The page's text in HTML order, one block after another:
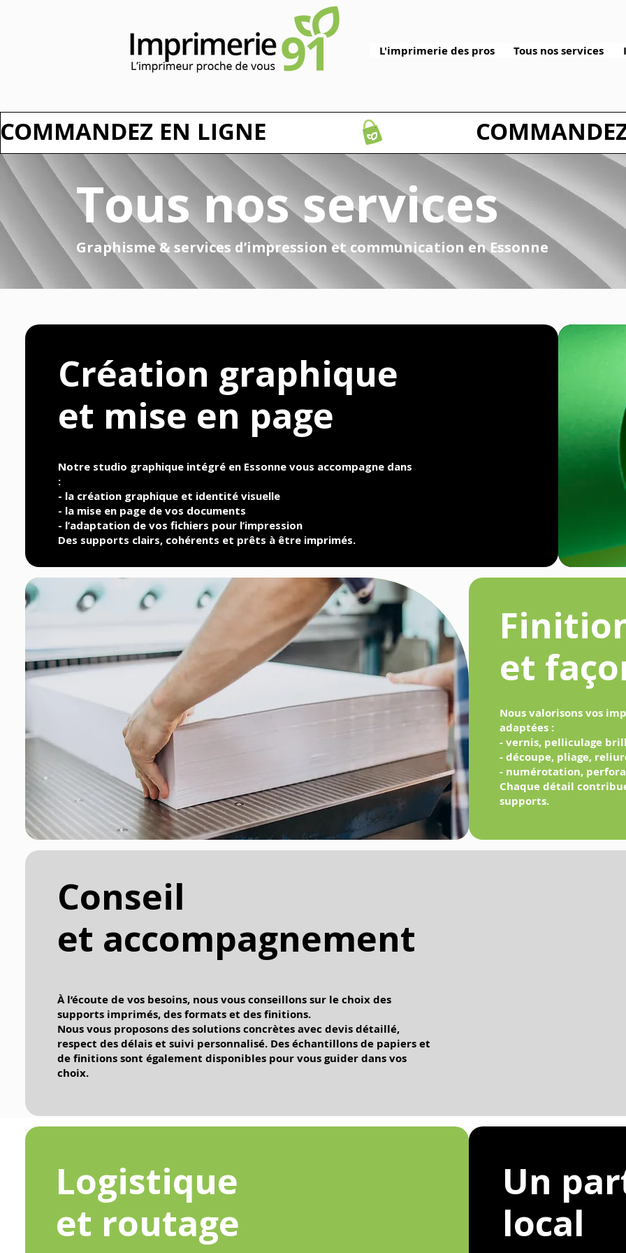
L'imprimerie des pros Tous nos services
COMMANDEZ EN LIGNE
Tous nos services
Graphisme & services d’impression et communication en Essonne
Création graphique
et mise en page
Notre studio graphique intégré en Essonne vous accompagne dans
:
- la création graphique et identité visuelle
- la mise en page de vos documents
- l’adaptation de vos fichiers pour l’impression
Des supports clairs, cohérents et prêts à être imprimés.
et
Nous valorisons vos
adaptées :
- vernis, pelliculage
- découpe, pliage,
- numérotation,
Chaque détail
supports.
Conseil
et accompagnement
À l’écoute de vos besoins, nous vous conseillons sur le choix des
supports imprimés, des formats et des finitions.
Nous vous proposons des solutions concrètes avec devis détaillé,
respect des délais et suivi personnalisé. Des échantillons de papiers et
de finitions sont également disponibles pour vous guider dans vos
choix.
Logistique
et routage
Un
local